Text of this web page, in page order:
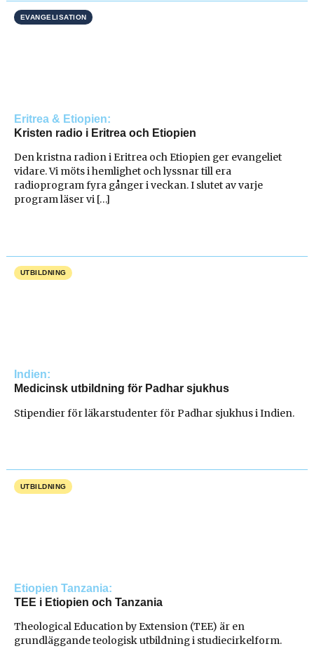
EVANGELISATION
Eritrea & Etiopien
Kristen radio i Eritrea och Etiopien
Den kristna radion i Eritrea och Etiopien ger evangeliet
vidare. Vi möts i hemlighet och lyssnar till era
radioprogram fyra gånger i veckan. I slutet av varje
program läser vi […]
UTBILDNING
Indien
Medicinsk utbildning för Padhar sjukhus
Stipendier för läkarstudenter för Padhar sjukhus i Indien.
UTBILDNING
Etiopien Tanzania
TEE i Etiopien och Tanzania
Theological Education by Extension (TEE) är en
grundläggande teologisk utbildning i studiecirkelform.